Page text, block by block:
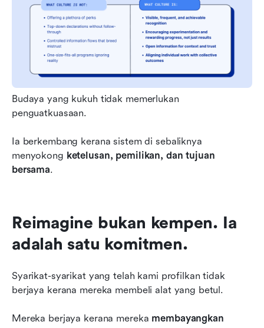
Budaya yang kukuh tidak memerlukan
penguatkuasaan.
Ia berkembang kerana sistem di sebaliknya
menyokong ketelusan, pemilikan, dan tujuan
bersama.
Reimagine bukan kempen. Ia
adalah satu komitmen.
Syarikat-syarikat yang telah kami profilkan tidak
berjaya kerana mereka membeli alat yang betul.
Mereka berjaya kerana mereka membayangkan